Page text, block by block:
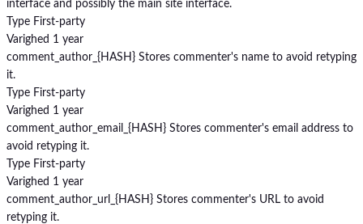
interface and possibly the main site interface.
Type First-party
Varighed 1 year
comment_author_{HASH} Stores commenter's name to avoid retyping
it.
Type First-party
Varighed 1 year
comment_author_email_{HASH} Stores commenter's email address to
avoid retyping it.
Type First-party
Varighed 1 year
comment_author_url_{HASH} Stores commenter's URL to avoid
retyping it.